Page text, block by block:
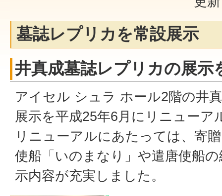
墓誌レプリカを常設展示
井真成墓誌レプリカの展示
アイセル シュラ ホール2階の井
展示を平成25年6月にリニューア
リニューアルにあたっては、寄
使船「いのまなり」や遣唐使船
示内容が充実しました。